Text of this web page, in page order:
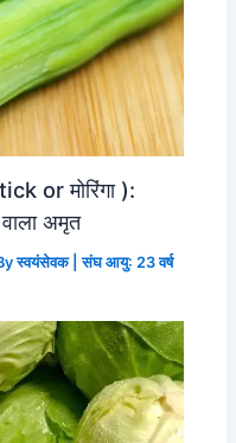
or मोरिंगा ):
अमृत
स्वयंसेवक | संघ आयु: 23 वर्ष